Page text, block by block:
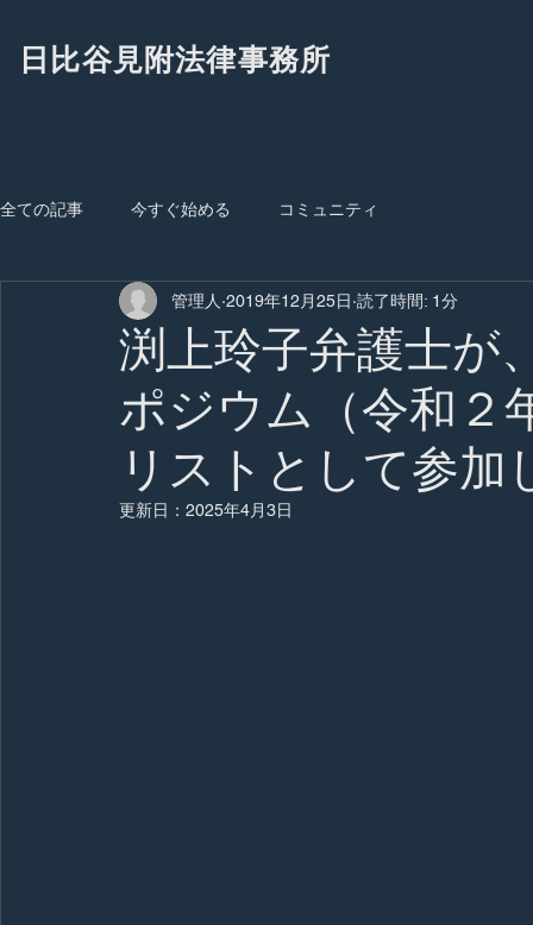
日比谷見附法律事務所
全ての記事 今すぐ始める コミュニティ
渕上玲子弁護士が
ポジウム（令和２
リストとして参加
管理人 2019年12月25日 読了時間: 1分
更新日： 2025年4月3日